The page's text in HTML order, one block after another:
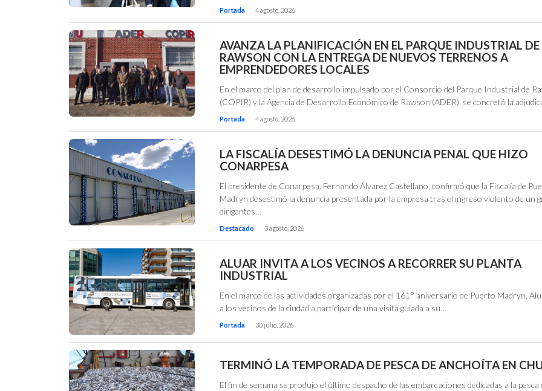
Portada 4 agosto, 2026
AVANZA LA PLANIFICACIÓN EN EL PARQUE INDUSTRIAL DE
RAWSON CON LA ENTREGA DE NUEVOS TERRENOS A
EMPRENDEDORES LOCALES
En el marco del plan de desarrollo impulsado por el Consorcio del Parque Industrial de
(COPIR) y la Agencia de Desarrollo Económico de Rawson (ADER), se concretó la
Portada 4 agosto, 2026
LA FISCALÍA DESESTIMÓ LA DENUNCIA PENAL QUE HIZO
CONARPESA
El presidente de Conarpesa, Fernando Álvarez Castellano, confirmó que la Fiscalía de
Madryn desestimó la denuncia presentada por la empresa tras el ingreso violento de un
dirigentes…
Destacado 3 agosto, 2026
ALUAR INVITA A LOS VECINOS A RECORRER SU PLANTA
INDUSTRIAL
En el marco de las actividades organizadas por el 161° aniversario de Puerto Madryn,
a los vecinos de la ciudad a participar de una visita guiada a su…
Portada 30 julio, 2026
TERMINÓ LA TEMPORADA DE PESCA DE ANCHOÍTA EN
El fin de semana se produjo el último despacho de las embarcaciones dedicadas a la pesca